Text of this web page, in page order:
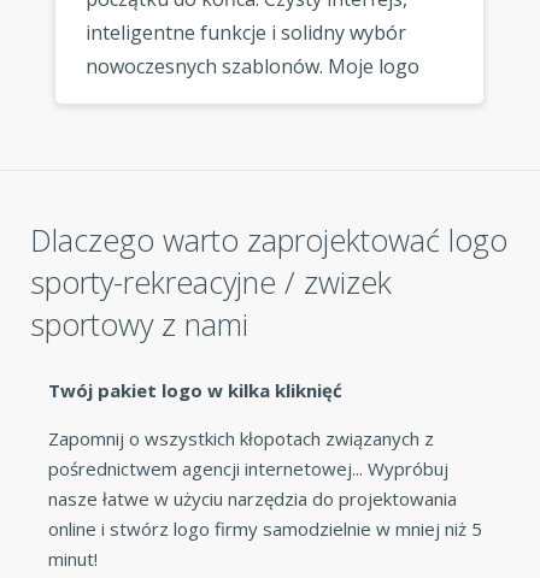
inteligentne funkcje i solidny wybór
nowoczesnych szablonów. Moje logo
wygląda fantastycznie wszędzie, gdzie
Dlaczego warto zaprojektować logo
sporty-rekreacyjne / zwizek
sportowy z nami
Twój pakiet logo w kilka kliknięć
Zapomnij o wszystkich kłopotach związanych z
pośrednictwem agencji internetowej... Wypróbuj
nasze łatwe w użyciu narzędzia do projektowania
online i stwórz logo firmy samodzielnie w mniej niż 5
minut!